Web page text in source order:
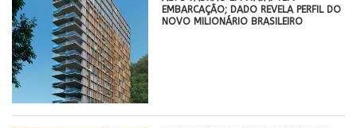
EMBARCAÇÃO; DADO REVELA PERFIL DO
NOVO MILIONÁRIO BRASILEIRO